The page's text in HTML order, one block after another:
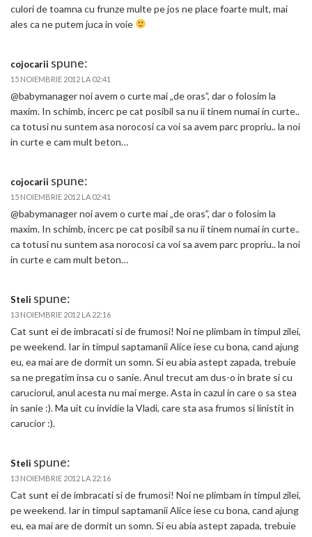
culori de toamna cu frunze multe pe jos ne place foarte mult, mai
ales ca ne putem juca in voie
cojocarii spune:
15 NOIEMBRIE 2012 LA 02:41
@babymanager noi avem o curte mai „de oras”, dar o folosim la
maxim. In schimb, incerc pe cat posibil sa nu ii tinem numai in curte..
ca totusi nu suntem asa norocosi ca voi sa avem parc propriu.. la noi
in curte e cam mult beton…
cojocarii spune:
15 NOIEMBRIE 2012 LA 02:41
@babymanager noi avem o curte mai „de oras”, dar o folosim la
maxim. In schimb, incerc pe cat posibil sa nu ii tinem numai in curte..
ca totusi nu suntem asa norocosi ca voi sa avem parc propriu.. la noi
in curte e cam mult beton…
Steli spune:
13 NOIEMBRIE 2012 LA 22:16
Cat sunt ei de imbracati si de frumosi! Noi ne plimbam in timpul zilei,
pe weekend. Iar in timpul saptamanii Alice iese cu bona, cand ajung
eu, ea mai are de dormit un somn. Si eu abia astept zapada, trebuie
sa ne pregatim insa cu o sanie. Anul trecut am dus-o in brate si cu
caruciorul, anul acesta nu mai merge. Asta in cazul in care o sa stea
in sanie :). Ma uit cu invidie la Vladi, care sta asa frumos si linistit in
carucior :).
Steli spune:
13 NOIEMBRIE 2012 LA 22:16
Cat sunt ei de imbracati si de frumosi! Noi ne plimbam in timpul zilei,
pe weekend. Iar in timpul saptamanii Alice iese cu bona, cand ajung
eu, ea mai are de dormit un somn. Si eu abia astept zapada, trebuie